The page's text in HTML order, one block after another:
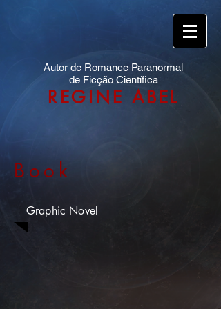
Autor de Romance Paranormal
de Ficção Científica
REGINE ABEL
Book
Graphic Novel